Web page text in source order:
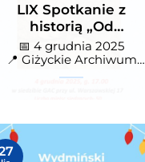
LIX Spotkanie z
historią „Od
niemieckiego Lötzen
do polskiego Giżycka”
– Jak wy to
📅 4 grudnia 2025
📍 Giżyckie Archiwum
Cyfrowe
Kiermasz
w